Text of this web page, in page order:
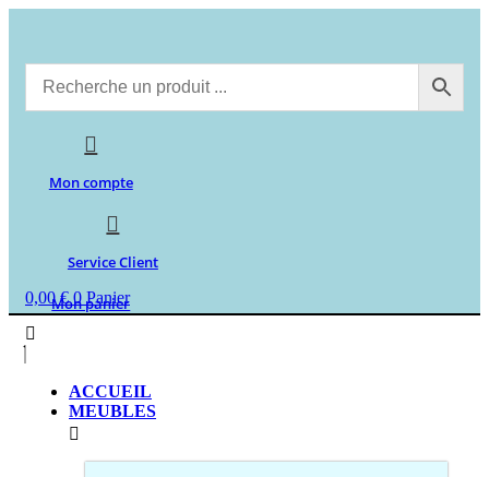
Mon compte
Service Client
0,00€ 0 Panier
Mon panier
ACCUEIL
MEUBLES